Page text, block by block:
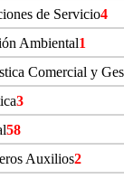
de Servicio4
Ambiental1
Comercial y
3
58
Auxilios2